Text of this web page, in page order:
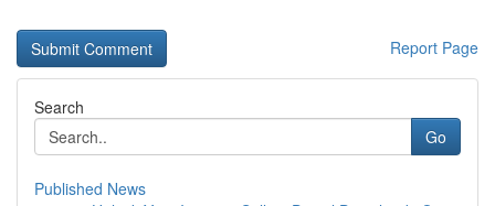
Report Page
Search
Go
Published News